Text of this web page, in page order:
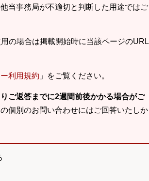
当事務局が不適切と判断した用途ではご
の場合は掲載開始時に当該ページのURL
利用規約 」をご覧ください。
ご返答までに2週間前後かかる場合がご
個別のお問い合わせにはご回答いたしか